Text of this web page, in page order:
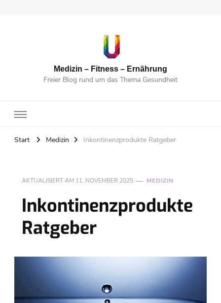
Medizin – Fitness – Ernährung
Freier Blog rund um das Thema Gesundheit
Start Medizin Inkontinenzprodukte Ratgeber
AKTUALISIERT AM 11. NOVEMBER 2025 MEDIZIN
Inkontinenzprodukte
Ratgeber